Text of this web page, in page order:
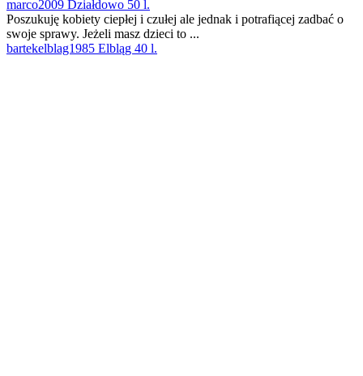
marco2009 Działdowo 50 l.
Poszukuję kobiety ciepłej i czułej ale jednak i potrafiącej zadbać o
swoje sprawy. Jeżeli masz dzieci to ...
bartekelblag1985 Elbląg 40 l.